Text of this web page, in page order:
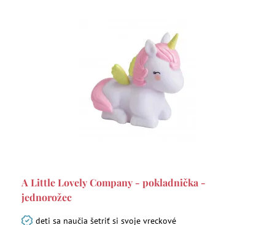
A Little Lovely Company - pokladnička -
jednorožec
deti sa naučia šetriť si svoje vreckové